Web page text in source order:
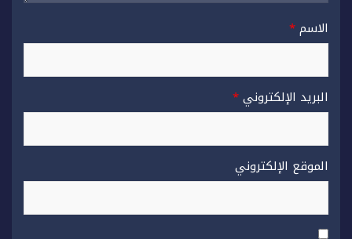
الاسم*
البريد الإلكتروني*
الموقع الإلكتروني